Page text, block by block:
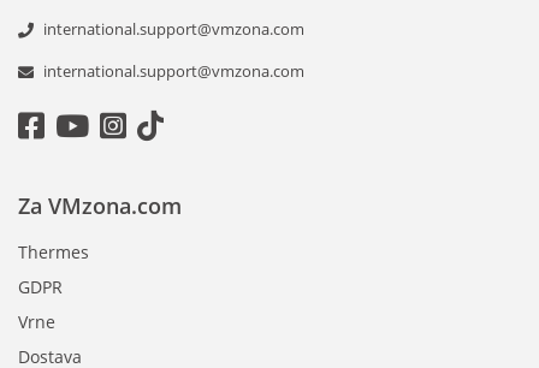
international.support@vmzona.com
international.support@vmzona.com
Za VMzona.com
Thermes
GDPR
Vrne
Dostava